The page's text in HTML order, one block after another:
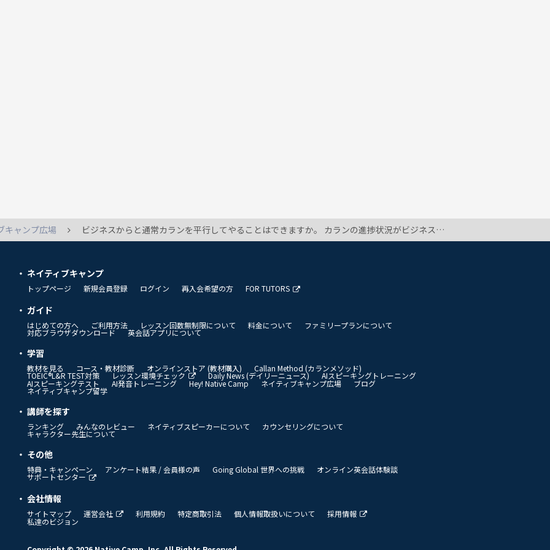
キャンプ広場 ビジネスからと通常カランを平行してやることはできますか。 カランの進捗状況がビジネスからに引き継がれるのであれば、ビジネスカランをしたら通常カランの進捗が更新されて面倒なことになったりしますか？
ネイティブキャンプ
トップページ 新規会員登録 ログイン 再入会希望の方 FOR TUTORS
ガイド
はじめての方へ ご利用方法 レッスン回数無制限について 料金について ファミリープランについて
対応ブラウザダウンロード 英会話アプリについて
学習
教材を見る コース・教材診断 オンラインストア (教材購入) Callan Method (カランメソッド)
TOEIC®L&R TEST対策 レッスン環境チェック Daily News (デイリーニュース)
AIスピーキングトレーニング
AIスピーキングテスト
AI発音トレーニング Hey! Native Camp ネイティブキャンプ広場 ブログ
ネイティブキャンプ留学
講師を探す
ランキング みんなのレビュー ネイティブスピーカーについて カウンセリングについて
キャラクター先生について
その他
特典・キャンペーン アンケート結果 / 会員様の声 Going Global 世界への挑戦 オンライン英会話体験談
サポートセンター
会社情報
サイトマップ 運営会社 利用規約 特定商取引法 個人情報取扱いについて 採用情報
私達のビジョン